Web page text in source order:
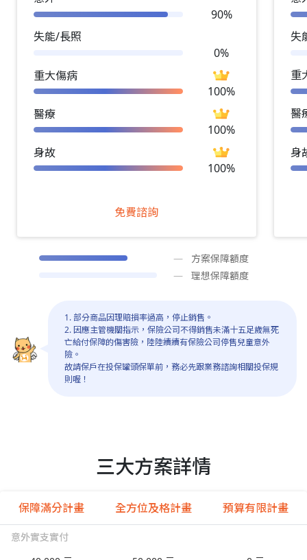
90%
失能/長照
0%
重大傷病
100%
醫療
100%
身故
100%
免費諮詢
失
重
醫
身
方案保障額度
理想保障額度
1. 部分商品因理賠損率過高，停止銷售。
2. 因應主管機關指示，保險公司不得銷售未滿十五足歲無死
亡給付保障的傷害險，陸陸續續有保險公司停售兒童意外
險。
故請保戶在投保罐頭保單前，務必先跟業務諮詢相關投保規
則喔！
三大方案詳情
保障滿分計畫 全方位及格計畫 預算有限計畫
意外實支實付